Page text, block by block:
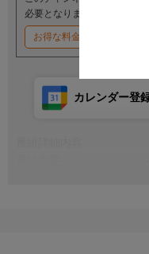
必要となります。
お得な料金割引キャンペー
カレンダー登